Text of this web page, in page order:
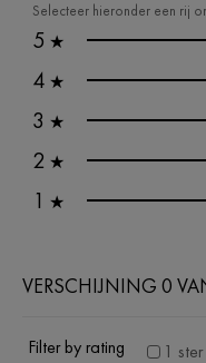
Selecteer hieronder een rij
5 ★
4 ★
3 ★
2 ★
1 ★
VERSCHIJNING 0
Filter by rating 1 ster